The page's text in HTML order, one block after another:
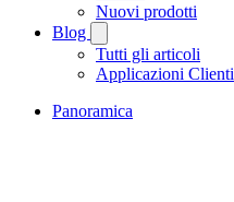
Nuovi prodotti
Blog
Tutti gli articoli
Applicazioni Clienti
Panoramica